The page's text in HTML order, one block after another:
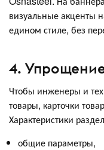
визуальные акценты
едином стиле, без
4.
Чтобы инженеры и
товары, карточки
Характеристики
общие параметры,